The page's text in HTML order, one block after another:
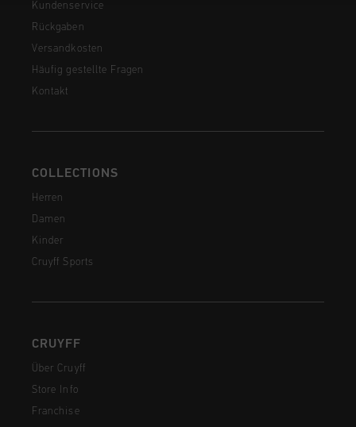
Kundenservice
Rückgaben
Versandkosten
Häufig gestellte Fragen
Kontakt
COLLECTIONS
Herren
Damen
Kinder
Cruyff Sports
CRUYFF
Über Cruyff
Store Info
Franchise